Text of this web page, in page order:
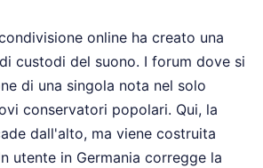
online ha creato una
custodi del suono. I forum dove si
di una singola nota nel solo
conservatori popolari. Qui, la
dall'alto, ma viene costruita
utente in Germania corregge la